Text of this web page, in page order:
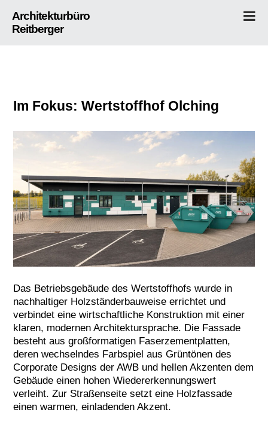
to
content
Architekturbüro
Reitberger
Im Fokus: Wertstoffhof Olching
Das Betriebsgebäude des Wertstoffhofs wurde in
nachhaltiger Holzständerbauweise errichtet und
verbindet eine wirtschaftliche Konstruktion mit einer
klaren, modernen Architektursprache. Die Fassade
besteht aus großformatigen Faserzementplatten,
deren wechselndes Farbspiel aus Grüntönen des
Corporate Designs der AWB und hellen Akzenten dem
Gebäude einen hohen Wiedererkennungswert
verleiht. Zur Straßenseite setzt eine Holzfassade
einen warmen, einladenden Akzent.